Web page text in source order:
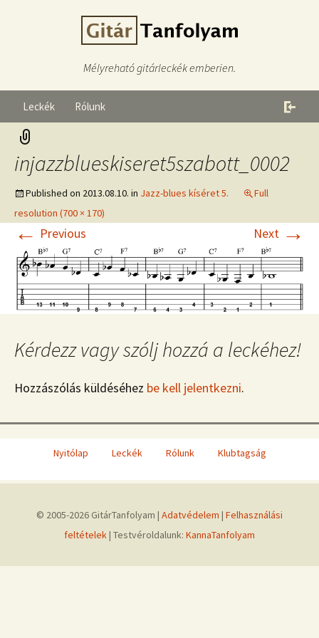
Mélyreható gitárleckék emberien.
Leckék Rólunk
injazzblueskiseret5szabott_0002
Published on 2013.08.10. in Jazz-blues kíséret 5.
Full
resolution (700 × 170)
← Previous Next →
Kérdezz vagy szólj hozzá a leckéhez!
Hozzászólás küldéséhez be kell jelentkezni.
Nyitólap Leckék Rólunk Klubtagság
© 2005-2026 GitárTanfolyam | Adatvédelem | Felhasználási
feltételek| Testvéroldalunk: KannaTanfolyam